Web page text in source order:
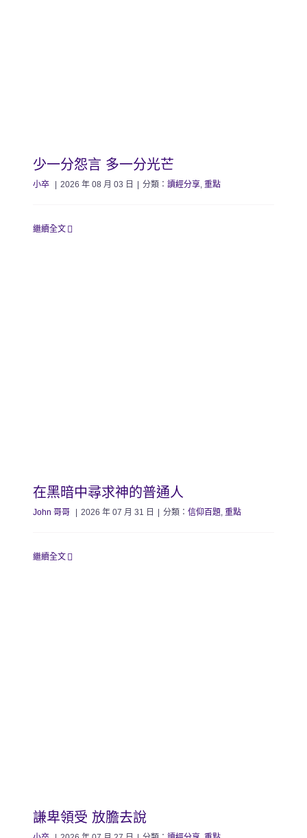
少一分怨言 多一分光芒
小卒 | 2026 年 08 月 03 日 | 分類：讀經分享 ,重點
繼續全文
在黑暗中尋求神的普通人
John 哥哥 | 2026 年 07 月 31 日 | 分類：信仰百題 ,重點
繼續全文
謙卑領受 放膽去說